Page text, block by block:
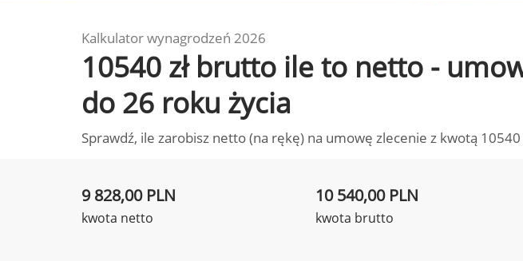
Kalkulator wynagrodzeń 2026
10540 zł brutto ile to netto -
do 26 roku życia
Sprawdź, ile zarobisz netto (na rękę) na umowę zlecenie z kwotą 10540
9 828,00 PLN
kwota netto
10 540,00 PLN
kwota brutto